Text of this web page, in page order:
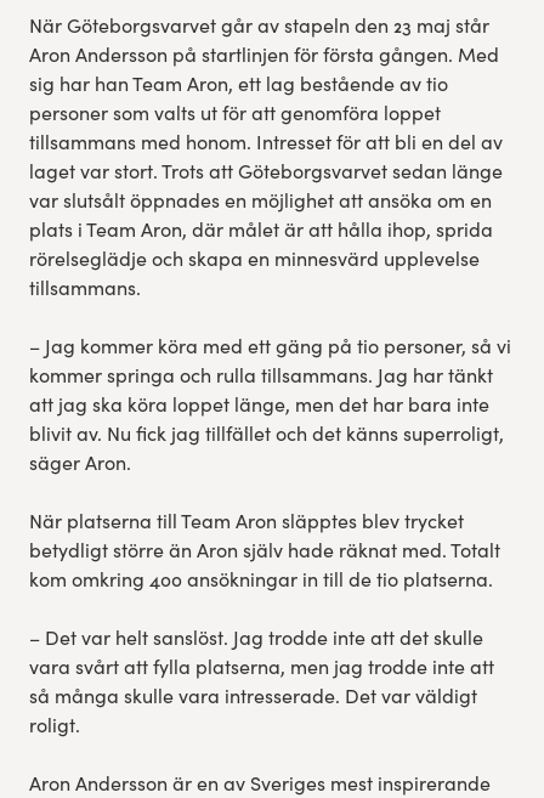
När Göteborgsvarvet går av stapeln den 23 maj står
Aron Andersson på startlinjen för första gången. Med
sig har han Team Aron, ett lag bestående av tio
personer som valts ut för att genomföra loppet
tillsammans med honom. Intresset för att bli en del av
laget var stort. Trots att Göteborgsvarvet sedan länge
var slutsålt öppnades en möjlighet att ansöka om en
plats i Team Aron, där målet är att hålla ihop, sprida
rörelseglädje och skapa en minnesvärd upplevelse
tillsammans.
– Jag kommer köra med ett gäng på tio personer, så vi
kommer springa och rulla tillsammans. Jag har tänkt
att jag ska köra loppet länge, men det har bara inte
blivit av. Nu fick jag tillfället och det känns superroligt,
säger Aron.
När platserna till Team Aron släpptes blev trycket
betydligt större än Aron själv hade räknat med. Totalt
kom omkring 400 ansökningar in till de tio platserna.
– Det var helt sanslöst. Jag trodde inte att det skulle
vara svårt att fylla platserna, men jag trodde inte att
så många skulle vara intresserade. Det var väldigt
roligt.
Aron Andersson är en av Sveriges mest inspirerande